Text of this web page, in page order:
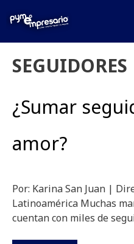
SEGUIDORES
¿Sumar
amor?
Por: Karina San Juan |
Latinoamérica Muchas
cuentan con miles de